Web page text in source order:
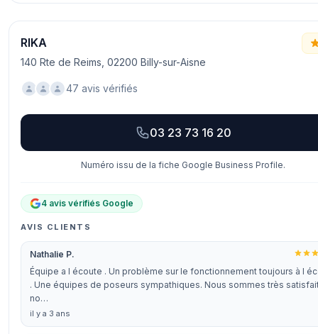
RIKA
140 Rte de Reims, 02200 Billy-sur-Aisne
47 avis vérifiés
03 23 73 16 20
Numéro issu de la fiche Google Business Profile.
4 avis vérifiés Google
AVIS CLIENTS
Nathalie P.
Équipe a l écoute . Un problème sur le fonctionnement toujours à l
. Une équipes de poseurs sympathiques. Nous sommes très
no…
il y a 3 ans